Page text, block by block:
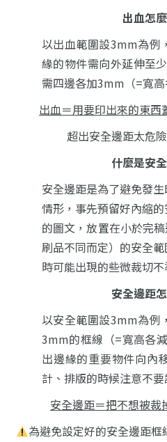
出血怎
以出血範圍設3mm為例，
緣的物件需向外延伸至
需四邊各加3mm（=寬高
出血＝用要印出來的東西
超出安全邊距太危
什麼是安
安全邊距是為了避免發
情形， 事先預留好內縮
的圖文，放置在小於完
刷品不同而定）的安全範
時可能出現的些微裁切不
安全邊距
以安全範圍設3mm為例
3mm的框線（=寬高各
出邊緣的重要物件向內
計、排版的時候注意不
安全邊距＝把不想被裁
為避免設定好的安全邊距